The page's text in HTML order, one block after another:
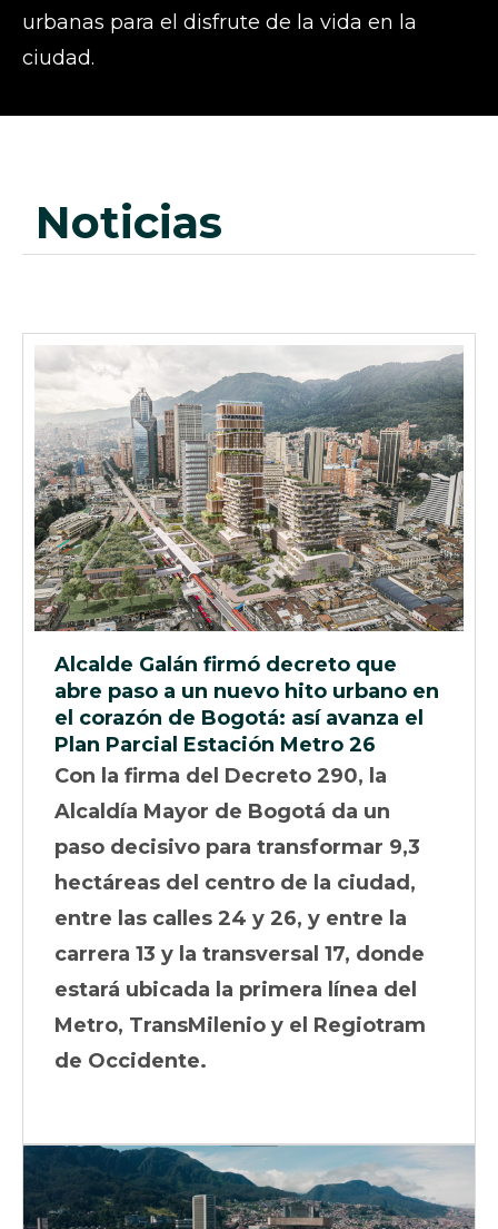
urbanas para el disfrute de la vida en la
ciudad.
noticias
Alcalde Galán firmó decreto que
abre paso a un nuevo hito urbano en
el corazón de Bogotá: así avanza el
Plan Parcial Estación Metro 26
Con la firma del Decreto 290, la
Alcaldía Mayor de Bogotá da un
paso decisivo para transformar 9,3
hectáreas del centro de la ciudad,
entre las calles 24 y 26, y entre la
carrera 13 y la transversal 17, donde
estará ubicada la primera línea del
Metro, TransMilenio y el Regiotram
de Occidente.